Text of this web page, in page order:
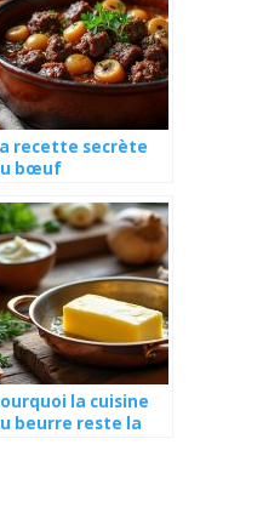
recette secrète
bœuf
mère
la cuisine
beurre reste la